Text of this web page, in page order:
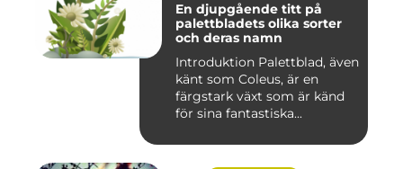
En djupgående titt på
palettbladets olika sorter
och deras namn
Introduktion Palettblad, även
känt som Coleus, är en
färgstark växt som är känd
för sina fantastiska...